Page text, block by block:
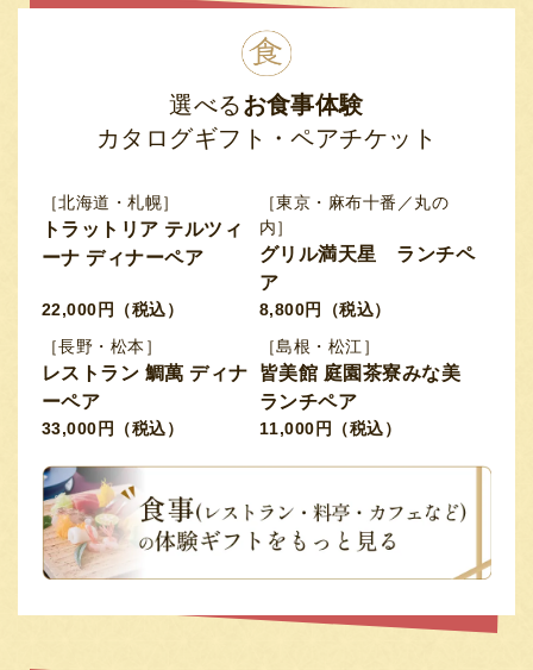
選べるお食事体験
カタログギフト・ペアチケット
［北海道・札幌］
トラットリア テルツィ
ーナ ディナーペア
22,000円（税込）
［東京・麻布十番／丸の
内］
グリル満天星 ランチペ
ア
8,800円（税込）
［長野・松本］
レストラン 鯛萬 ディナ
ーペア
33,000円（税込）
［島根・松江］
皆美館 庭園茶寮みな美
ランチペア
11,000円（税込）